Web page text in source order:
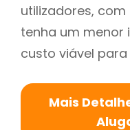
utilizadores, com
tenha um menor
custo viável
Mais